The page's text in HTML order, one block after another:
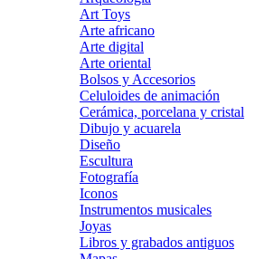
Art Toys
Arte africano
Arte digital
Arte oriental
Bolsos y Accesorios
Celuloides de animación
Cerámica, porcelana y cristal
Dibujo y acuarela
Diseño
Escultura
Fotografía
Iconos
Instrumentos musicales
Joyas
Libros y grabados antiguos